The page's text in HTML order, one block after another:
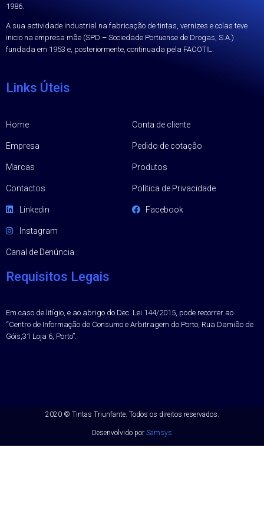
1986.
A sua actividade industrial na fabricação de tintas, vernizes e colas teve
inicio na empresa mãe (SPD – Sociedade Portuense de Drogas, S.A.)
fundada em 1953 e, posteriormente, continuada pela FACOTIL.
Links Úteis
Home
Empresa
Marcas
Contactos
Linkedin
Instagram
Canal de Denúncia
Conta de cliente
Pedido de cotação
Produtos
Política de Privacidade
Facebook
Requisitos Legais
Em caso de litígio, e ao abrigo do Dec. Lei 144/2015, pode recorrer ao
“Centro de Informação de Consumo e Arbitragem do Porto, Rua Damião de
Góis,31 Loja 6, Porto”.
2020 © Tintas Triunfante. Todos os direitos reservados.
Desenvolvido por Samsys